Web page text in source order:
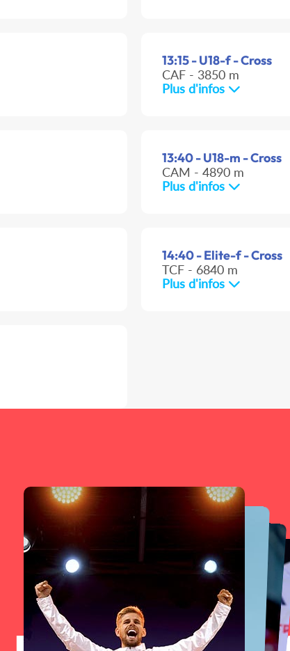
13:15 - U18-f - Cross
CAF - 3850 m
Plus d'infos
13:40 - U18-m - Cross
CAM - 4890 m
Plus d'infos
14:40 - Elite-f - Cross
TCF - 6840 m
Plus d'infos